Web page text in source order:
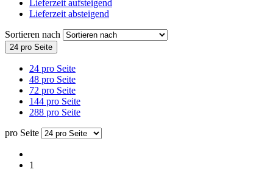
Lieferzeit aufsteigend
Lieferzeit absteigend
Sortieren nach
24 pro Seite
24 pro Seite
48 pro Seite
72 pro Seite
144 pro Seite
288 pro Seite
pro Seite
1